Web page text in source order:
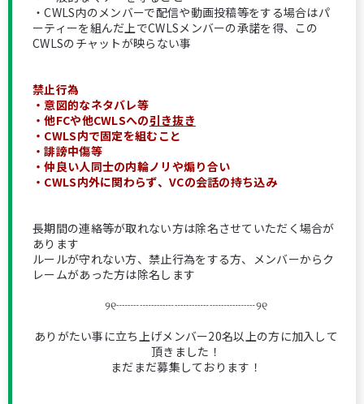
・CWLS内のメンバーで配信や動画投稿等をする場合はパ
ーティーを組んだ上でCWLSメンバーの承諾を得、この
CWLSのチャットが映らない事
禁止行為
・意図的なネタバレ等
・他FCや他CWLSへの引き抜き
・CWLS内で固定を組むこと
・誹謗中傷等
・仲良い人同士の内輪ノリや煽り合い
・CWLS内外に関わらず、VCの会話の持ち込み
長期間の連絡等が取れない方は除名させていただく場合が
あります
ルールが守れない方、禁止行為をする方、メンバーからク
レームがあった方は除名します
୨୧┈┈┈┈┈┈┈┈┈┈┈┈୨୧
ありがたい事に立ち上げメンバー20名以上の方に加入して
頂きました！
まだまだ募集しております！